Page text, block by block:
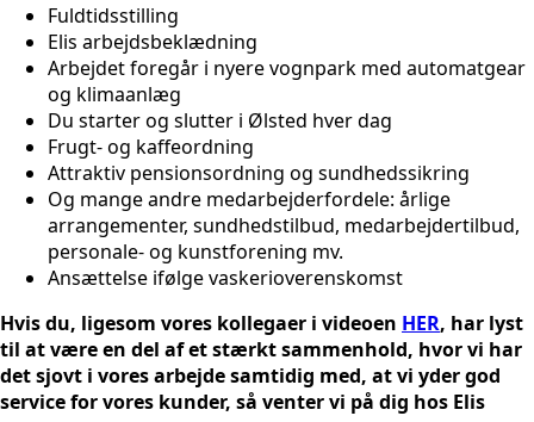
Fuldtidsstilling
Elis arbejdsbeklædning
Arbejdet foregår i nyere vognpark med automatgear
og klimaanlæg
Du starter og slutter i Ølsted hver dag
Frugt- og kaffeordning
Attraktiv pensionsordning og sundhedssikring
Og mange andre medarbejderfordele: årlige
arrangementer, sundhedstilbud, medarbejdertilbud,
personale- og kunstforening mv.
Ansættelse ifølge vaskerioverenskomst
Hvis du, ligesom vores kollegaer i videoen HER, har lyst
til at være en del af et stærkt sammenhold, hvor vi har
det sjovt i vores arbejde samtidig med, at vi yder god
service for vores kunder, så venter vi på dig hos Elis